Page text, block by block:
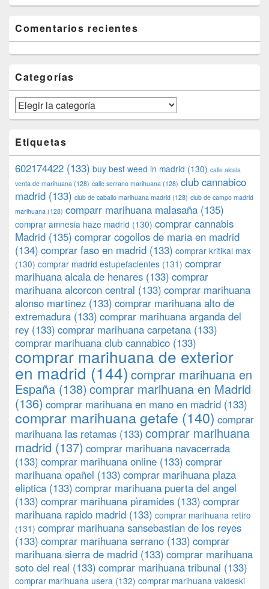
Comentarios recientes
Categorías
Categorías
Etiquetas
602174422 (133) buy best weed in madrid (130) calle alcala
venta de marihuana (128) calle serrano marihuana (128) club cannabico
madrid (133) club de caballo marihuana madrid (128) club de campo madrid
marihuana (128) comparr marihuana malasaña (135)
comprar amnesia haze madrid (130) comprar cannabis
Madrid (135) comprar cogollos de maria en madrid
(134) comprar faso en madrid (133) comprar kritikal max
(130) comprar madrid estupefacientes (131) comprar
marihuana alcala de henares (133) comprar
marihuana alcorcon central (133) comprar marihuana
alonso martinez (133) comprar marihuana alto de
extremadura (133) comprar marihuana arganda del
rey (133) comprar marihuana carpetana (133)
comprar marihuana club cannabico (133)
comprar marihuana de exterior
en madrid (144) comprar marihuana en
España (138) comprar marihuana en Madrid
(136) comprar marihuana en mano en madrid (133)
comprar marihuana getafe (140) comprar
marihuana las retamas (133) comprar marihuana
madrid (137) comprar marihuana navacerrada
(133) comprar marihuana online (133) comprar
marihuana opañel (133) comprar marihuana plaza
eliptica (133) comprar marihuana puerta del angel
(133) comprar marihuana pìramides (133) comprar
marihuana rapido madrid (133) comprar marihuana retiro
(131) comprar marihuana sansebastian de los reyes
(133) comprar marihuana serrano (133) comprar
marihuana sierra de madrid (133) comprar marihuana
soto del real (133) comprar marihuana tribunal (133)
comprar marihuana usera (132) comprar marihuana valdeski